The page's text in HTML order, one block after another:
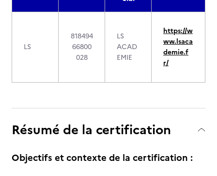
LS
818494
66800
028
LS
ACAD
EMIE
https://w
ww.lsaca
demie.f
r/
Résumé de la certification
Objectifs et contexte de la certification :